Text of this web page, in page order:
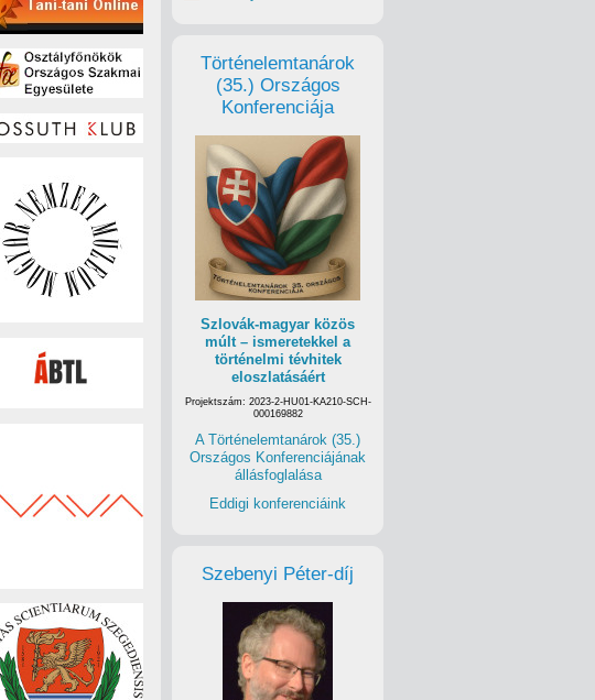
Történelemtanárok
(35.) Országos
Konferenciája
Szlovák-magyar közös
múlt – ismeretekkel a
történelmi tévhitek
eloszlatásáért
Projektszám: 2023-2-HU01-KA210-SCH-
000169882
A Történelemtanárok (35.)
Országos Konferenciájának
állásfoglalása
Eddigi konferenciáink
Szebenyi Péter-díj